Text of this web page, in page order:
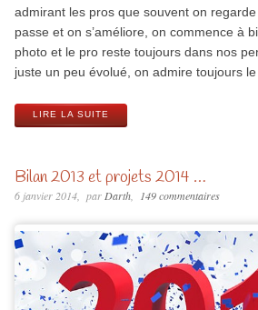
admirant les pros que souvent on
passe et on s’améliore, on commence à
photo et le pro reste toujours dans nos
juste un peu évolué, on admire toujours
LIRE LA SUITE
Bilan 2013 et projets 2014 …
6 janvier 2014 par Darth 149 commentaires